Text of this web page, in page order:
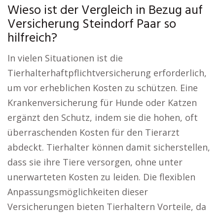
Wieso ist der Vergleich in Bezug auf
Versicherung Steindorf Paar so
hilfreich?
In vielen Situationen ist die
Tierhalterhaftpflichtversicherung erforderlich,
um vor erheblichen Kosten zu schützen. Eine
Krankenversicherung für Hunde oder Katzen
ergänzt den Schutz, indem sie die hohen, oft
überraschenden Kosten für den Tierarzt
abdeckt. Tierhalter können damit sicherstellen,
dass sie ihre Tiere versorgen, ohne unter
unerwarteten Kosten zu leiden. Die flexiblen
Anpassungsmöglichkeiten dieser
Versicherungen bieten Tierhaltern Vorteile, da